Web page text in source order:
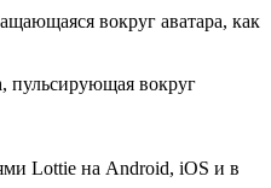
вокруг аватара, как
пульсирующая вокруг
Lottie на Android, iOS и в